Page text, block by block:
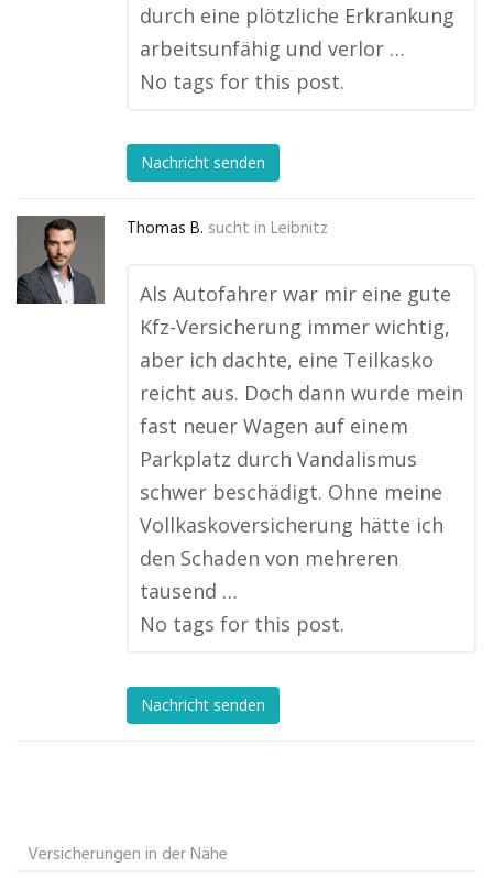
durch eine plötzliche Erkrankung
arbeitsunfähig und verlor …
No tags for this post.
Nachricht senden
Thomas B. sucht in Leibnitz
Als Autofahrer war mir eine gute
Kfz-Versicherung immer wichtig,
aber ich dachte, eine Teilkasko
reicht aus. Doch dann wurde mein
fast neuer Wagen auf einem
Parkplatz durch Vandalismus
schwer beschädigt. Ohne meine
Vollkaskoversicherung hätte ich
den Schaden von mehreren
tausend …
No tags for this post.
Nachricht senden
Versicherungen in der Nähe